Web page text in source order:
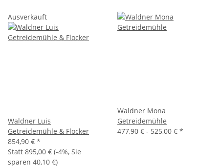
Ausverkauft
Waldner Luis
Getreidemühle & Flocker
854,90 € *
Statt 895,00 € (-4%, Sie
sparen 40,10 €)
Waldner Mona
Getreidemühle
477,90 € - 525,00 € *